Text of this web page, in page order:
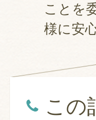
ことを
様に安
この